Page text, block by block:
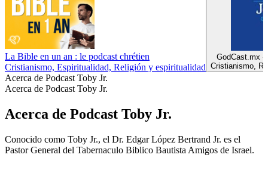
La Bible en un an : le podcast chrétien
Cristianismo, Espiritualidad, Religión y espiritualidad
GodCast.mx -
Cristianismo,
Acerca de Podcast Toby Jr.
Acerca de Podcast Toby Jr.
Acerca de Podcast Toby Jr.
Conocido como Toby Jr., el Dr. Edgar López Bertrand Jr. es el
Pastor General del Tabernaculo Biblico Bautista Amigos de Israel.